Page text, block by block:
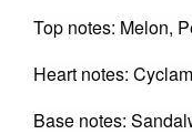
Top notes: Melon,
Heart notes:
Base notes: